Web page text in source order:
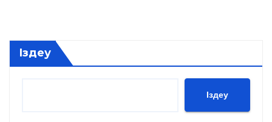
Іздеу
Іздеу